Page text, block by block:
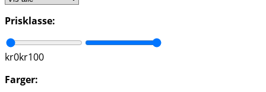
Prisklasse:
kr0kr100
Farger: